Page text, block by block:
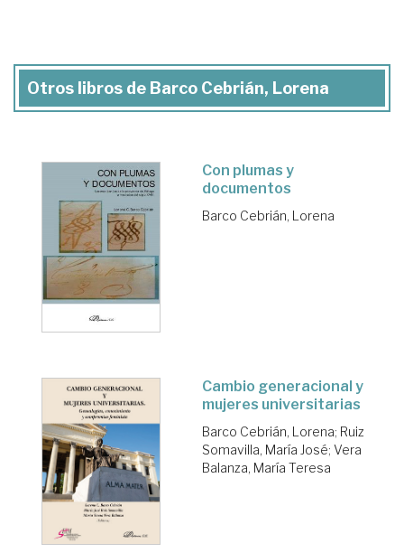
Otros libros de Barco Cebrián, Lorena
Con plumas y
documentos
Barco Cebrián, Lorena
Cambio generacional y
mujeres universitarias
Barco Cebrián, Lorena; Ruiz
Somavilla, María José; Vera
Balanza, María Teresa